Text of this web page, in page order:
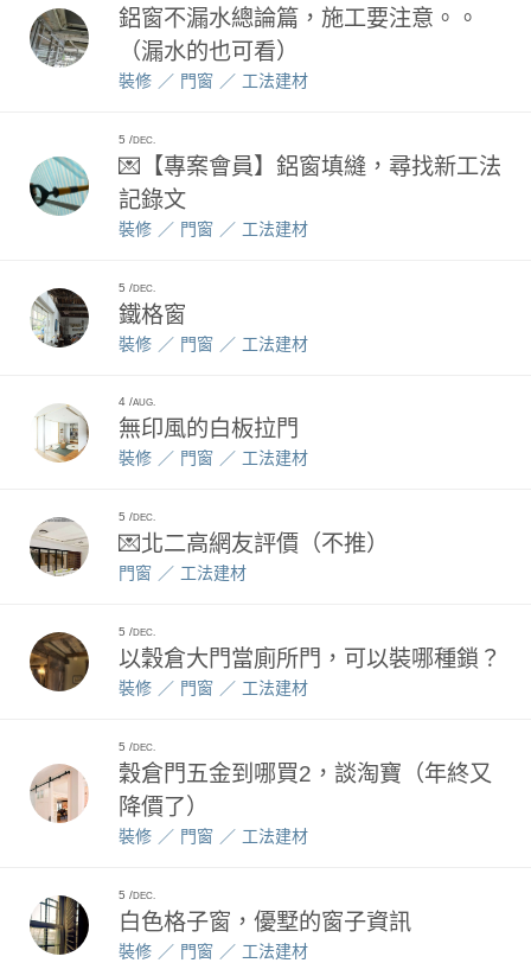
鋁窗不漏水總論篇，施工要注意。。
（漏水的也可看）
裝修 門窗 工法建材
5 DEC.
💌【專案會員】鋁窗填縫，尋找新工法
記錄文
裝修 門窗 工法建材
5 DEC.
鐵格窗
裝修 門窗 工法建材
4 AUG.
無印風的白板拉門
裝修 門窗 工法建材
5 DEC.
💌北二高網友評價（不推）
門窗 工法建材
5 DEC.
以穀倉大門當廁所門，可以裝哪種鎖？
裝修 門窗 工法建材
5 DEC.
穀倉門五金到哪買2，談淘寶（年終又
降價了）
裝修 門窗 工法建材
5 DEC.
白色格子窗，優墅的窗子資訊
裝修 門窗 工法建材